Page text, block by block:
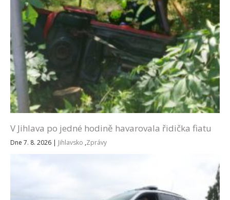
V Jihlava po jedné hodině havarovala řidička fiatu
Dne 7. 8. 2026 | Jihlavsko ,Zprávy